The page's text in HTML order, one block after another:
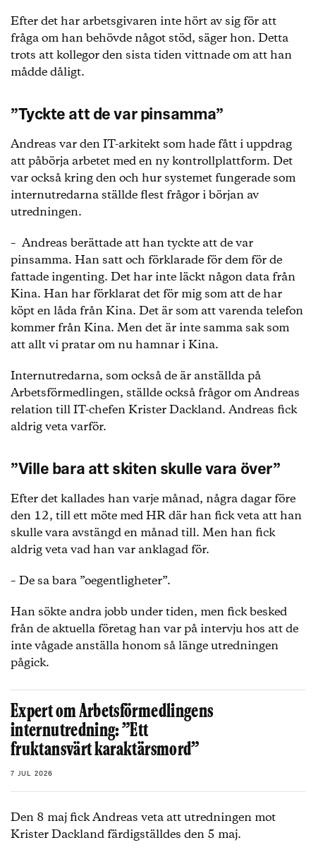
Efter det har arbetsgivaren inte hört av sig för att
fråga om han behövde något stöd, säger hon. Detta
trots att kollegor den sista tiden vittnade om att han
mådde dåligt.
”Tyckte att de var pinsamma”
Andreas var den IT-arkitekt som hade fått i uppdrag
att påbörja arbetet med en ny kontrollplattform. Det
var också kring den och hur systemet fungerade som
internutredarna ställde flest frågor i början av
utredningen.
– Andreas berättade att han tyckte att de var
pinsamma. Han satt och förklarade för dem för de
fattade ingenting. Det har inte läckt någon data från
Kina. Han har förklarat det för mig som att de har
köpt en låda från Kina. Det är som att varenda telefon
kommer från Kina. Men det är inte samma sak som
att allt vi pratar om nu hamnar i Kina.
Internutredarna, som också de är anställda på
Arbetsförmedlingen, ställde också frågor om Andreas
relation till IT-chefen Krister Dackland. Andreas fick
aldrig veta varför.
”Ville bara att skiten skulle vara över”
Efter det kallades han varje månad, några dagar före
den 12, till ett möte med HR där han fick veta att han
skulle vara avstängd en månad till. Men han fick
aldrig veta vad han var anklagad för.
– De sa bara ”oegentligheter”.
Han sökte andra jobb under tiden, men fick besked
från de aktuella företag han var på intervju hos att de
inte vågade anställa honom så länge utredningen
pågick.
Expert om Arbetsförmedlingens
internutredning: ”Ett
fruktansvärt karaktärsmord”
7 JUL 2026
Den 8 maj fick Andreas veta att utredningen mot
Krister Dackland färdigställdes den 5 maj.